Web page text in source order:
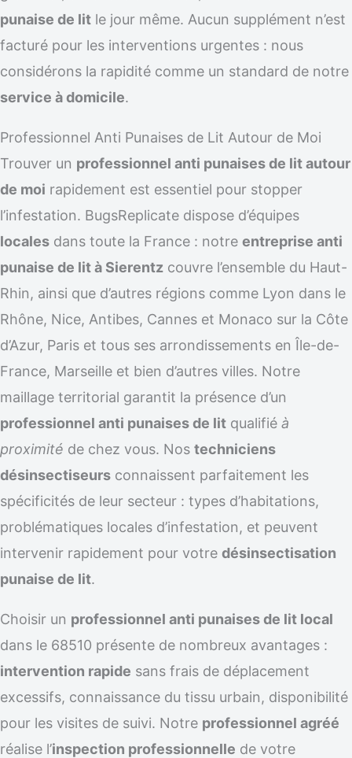
punaise de lit le jour même. Aucun supplément n’est
facturé pour les interventions urgentes : nous
considérons la rapidité comme un standard de notre
service à domicile.
Professionnel Anti Punaises de Lit Autour de Moi
Trouver un professionnel anti punaises de lit autour
de moi rapidement est essentiel pour stopper
l’infestation. BugsReplicate dispose d’équipes
locales dans toute la France : notre entreprise anti
punaise de lit à Sierentz couvre l’ensemble du Haut-
Rhin, ainsi que d’autres régions comme Lyon dans le
Rhône, Nice, Antibes, Cannes et Monaco sur la Côte
d’Azur, Paris et tous ses arrondissements en Île-de-
France, Marseille et bien d’autres villes. Notre
maillage territorial garantit la présence d’un
professionnel anti punaises de lit qualifié à
proximité de chez vous. Nos techniciens
désinsectiseurs connaissent parfaitement les
spécificités de leur secteur : types d’habitations,
problématiques locales d’infestation, et peuvent
intervenir rapidement pour votre désinsectisation
punaise de lit.
Choisir un professionnel anti punaises de lit local
dans le 68510 présente de nombreux avantages :
intervention rapide sans frais de déplacement
excessifs, connaissance du tissu urbain, disponibilité
pour les visites de suivi. Notre professionnel agréé
réalise l’inspection professionnelle de votre